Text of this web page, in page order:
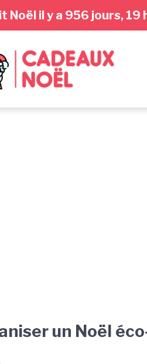
Noël il y a 956 jours,
un Noël